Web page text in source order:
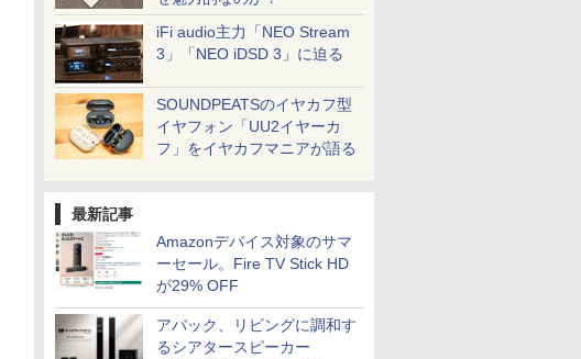
iFi audio主力「NEO Stream
3」「NEO iDSD 3」に迫る
SOUNDPEATSのイヤカフ型
イヤフォン「UU2イヤーカ
フ」をイヤカフマニアが語る
最新記事
Amazonデバイス対象のサマ
ーセール。Fire TV Stick HD
が29% OFF
アバック、リビングに調和す
るシアタースピーカー